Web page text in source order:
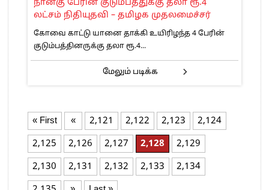
நான்கு பேரின் குடும்பத்துக்கு தலா ரூ.4
லட்சம் நிதியுதவி – தமிழக முதலமைச்சர்
கோவை காட்டு யானை தாக்கி உயிரிழந்த 4 பேரின்
குடும்பத்தினருக்கு தலா ரூ.4...
மேலும் படிக்க
« First « 2,121 2,122 2,123
2,124
2,125
2,126 2,127 2,128
2,129
2,130
2,131 2,132 2,133
2,134